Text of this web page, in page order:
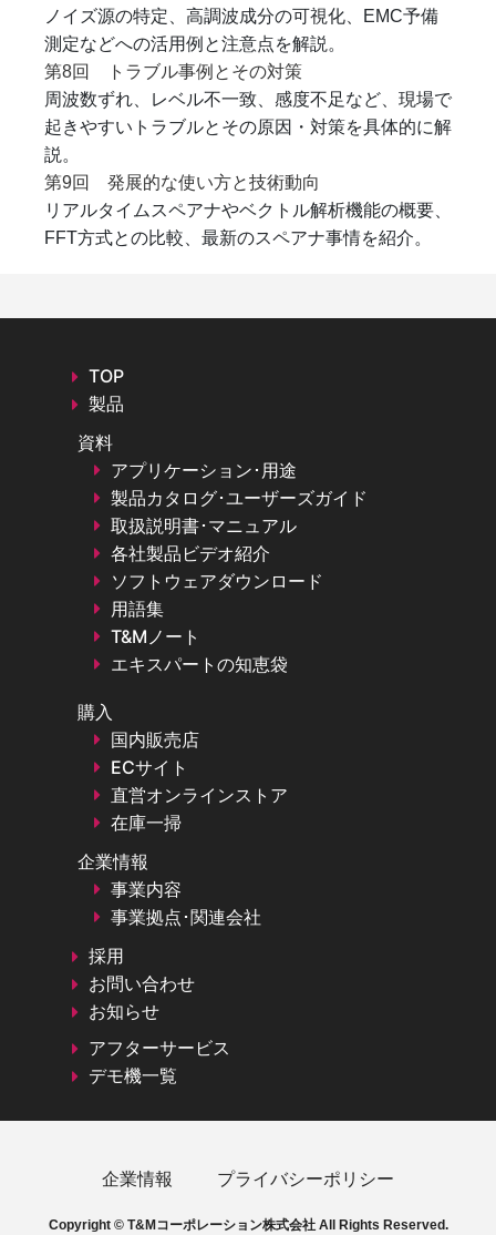
ノイズ源の特定、高調波成分の可視化、EMC予備
測定などへの活用例と注意点を解説。
第8回 トラブル事例とその対策
周波数ずれ、レベル不一致、感度不足など、現場で
起きやすいトラブルとその原因・対策を具体的に解
説。
第9回 発展的な使い方と技術動向
リアルタイムスペアナやベクトル解析機能の概要、
FFT方式との比較、最新のスペアナ事情を紹介。
TOP
製品
資料
アプリケーション･用途
製品カタログ･ユーザーズガイド
取扱説明書･マニュアル
各社製品ビデオ紹介
ソフトウェアダウンロード
用語集
T&Mノート
エキスパートの知恵袋
購入
国内販売店
ECサイト
直営オンラインストア
在庫一掃
企業情報
事業内容
事業拠点･関連会社
採用
お問い合わせ
お知らせ
アフターサービス
デモ機一覧
企業情報 プライバシーポリシー
Copyright © T&Mコーポレーション株式会社 All Rights Reserved.